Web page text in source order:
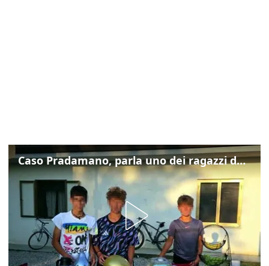
Caso Pradamano, parla uno dei ragazzi denunciati per la limonata: "Volevo anche aiutare i miei"